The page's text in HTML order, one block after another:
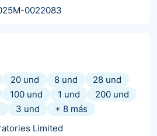
0022083
20 und 8 und
28 und
100 und 1 und
200 und
3 und + 8 más
Limited